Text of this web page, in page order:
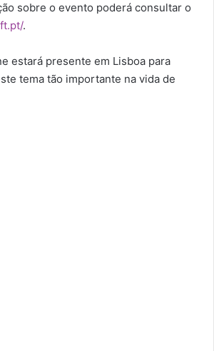
sobre o evento poderá consultar o
.
estará presente em Lisboa para
tema tão importante na vida de